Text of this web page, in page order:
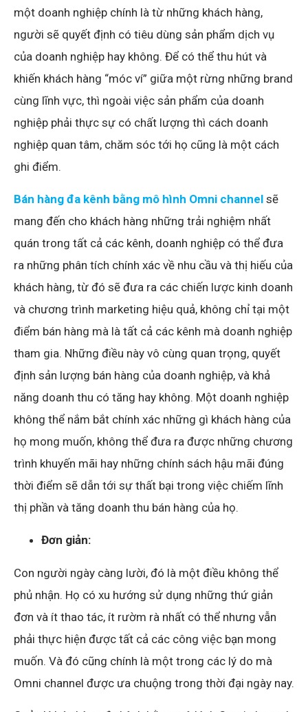
một doanh nghiệp chính là từ những khách hàng,
người sẽ quyết định có tiêu dùng sản phẩm dịch vụ
của doanh nghiệp hay không. Để có thể thu hút và
khiến khách hàng “móc ví” giữa một rừng những brand
cùng lĩnh vực, thì ngoài việc sản phẩm của doanh
nghiệp phải thực sự có chất lượng thì cách doanh
nghiệp quan tâm, chăm sóc tới họ cũng là một cách
ghi điểm.
Bán hàng đa kênh bằng mô hình Omni channel sẽ
mang đến cho khách hàng những trải nghiệm nhất
quán trong tất cả các kênh, doanh nghiệp có thể đưa
ra những phân tích chính xác về nhu cầu và thị hiếu của
khách hàng, từ đó sẽ đưa ra các chiến lược kinh doanh
và chương trình marketing hiệu quả, không chỉ tại một
điểm bán hàng mà là tất cả các kênh mà doanh nghiệp
tham gia. Những điều này vô cùng quan trọng, quyết
định sản lượng bán hàng của doanh nghiệp, và khả
năng doanh thu có tăng hay không. Một doanh nghiệp
không thể nắm bắt chính xác những gì khách hàng của
họ mong muốn, không thể đưa ra được những chương
trình khuyến mãi hay những chính sách hậu mãi đúng
thời điểm sẽ dẫn tới sự thất bại trong việc chiếm lĩnh
thị phần và tăng doanh thu bán hàng của họ.
Đơn giản:
Con người ngày càng lười, đó là một điều không thể
phủ nhận. Họ có xu hướng sử dụng những thứ giản
đơn và ít thao tác, ít rườm rà nhất có thể nhưng vẫn
phải thực hiện được tất cả các công việc bạn mong
muốn. Và đó cũng chính là một trong các lý do mà
Omni channel được ưa chuộng trong thời đại ngày nay.